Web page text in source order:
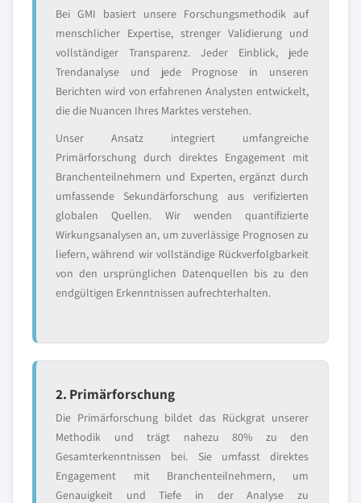
Bei GMI basiert unsere Forschungsmethodik auf
menschlicher Expertise, strenger Validierung und
vollständiger Transparenz. Jeder Einblick, jede
Trendanalyse und jede Prognose in unseren
Berichten wird von erfahrenen Analysten entwickelt,
die die Nuancen Ihres Marktes verstehen.
Unser Ansatz integriert umfangreiche
Primärforschung durch direktes Engagement mit
Branchenteilnehmern und Experten, ergänzt durch
umfassende Sekundärforschung aus verifizierten
globalen Quellen. Wir wenden quantifizierte
Wirkungsanalysen an, um zuverlässige Prognosen zu
liefern, während wir vollständige Rückverfolgbarkeit
von den ursprünglichen Datenquellen bis zu den
endgültigen Erkenntnissen aufrechterhalten.
2. Primärforschung
Die Primärforschung bildet das Rückgrat unserer
Methodik und trägt nahezu 80% zu den
Gesamterkenntnissen bei. Sie umfasst direktes
Engagement mit Branchenteilnehmern, um
Genauigkeit und Tiefe in der Analyse zu